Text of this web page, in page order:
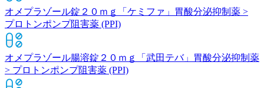
オメプラゾール錠２０ｍｇ「ケミファ」
胃酸分泌抑制薬 >
プロトンポンプ阻害薬 (PPI)
オメプラゾール腸溶錠２０ｍｇ「武田テバ」
胃酸分泌抑制薬
> プロトンポンプ阻害薬 (PPI)